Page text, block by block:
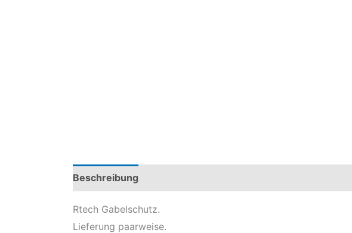
Beschreibung
Rtech Gabelschutz.
Lieferung paarweise.